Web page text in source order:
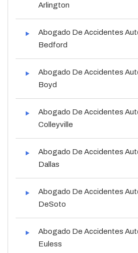
Arlington
Abogado De Accidentes
Bedford
Abogado De Accidentes
Boyd
Abogado De Accidentes
Colleyville
Abogado De Accidentes
Dallas
Abogado De Accidentes
DeSoto
Abogado De Accidentes
Euless